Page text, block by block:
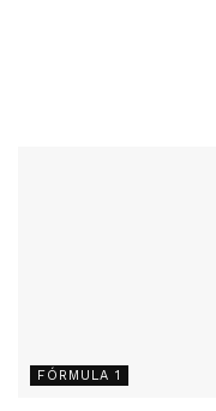
FÓRMULA 1